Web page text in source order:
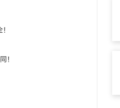
！